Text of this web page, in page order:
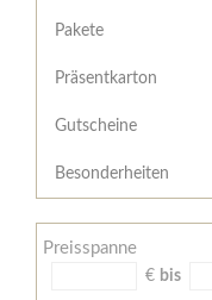
/
Widerrufsformular
AGB
Meine
Pakete
Präsentkarton
Gutscheine
Besonderheiten
Preisspanne
€ bis